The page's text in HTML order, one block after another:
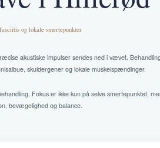
og lokale smertepunkter
akustiske impulser sendes ned i vævet.
skuldergener og lokale muskelspændinger.
Fokus er ikke kun på selve smertepunktet,
bevægelighed og balance.